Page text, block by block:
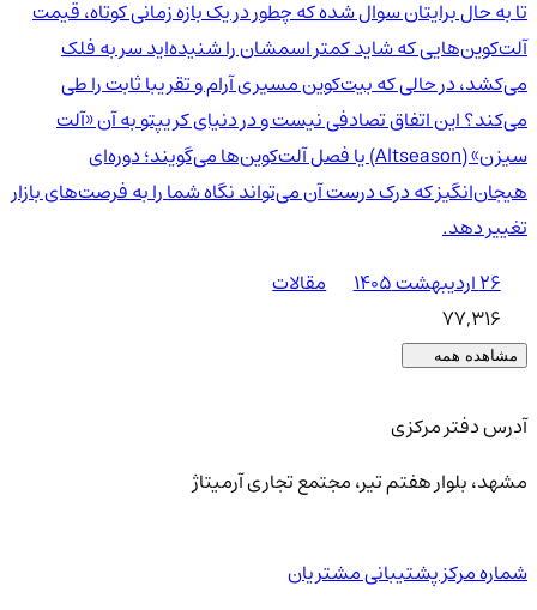
تا به حال برایتان سوال شده که چطور در یک بازه زمانی کوتاه، قیمت
آلت‌کوین‌هایی که شاید کمتر اسمشان را شنیده‌اید سر به فلک
می‌کشد، در حالی که بیت‌کوین مسیری آرام و تقریبا ثابت را طی
می‌کند؟ این اتفاق تصادفی نیست و در دنیای کریپتو به آن «آلت
سیزن» (Altseason) یا فصل آلت‌کوین‌ها می‌گویند؛ دوره‌ای
هیجان‌انگیز که درک درست آن می‌تواند نگاه شما را به فرصت‌های بازار
تغییر دهد.
۲۶ اردیبهشت ۱۴۰۵
مقالات
77,316
مشاهده همه
آدرس دفتر مرکزی
مشهد، بلوار هفتم تیر، مجتمع تجاری آرمیتاژ
شماره مرکز پشتیبانی مشتریان